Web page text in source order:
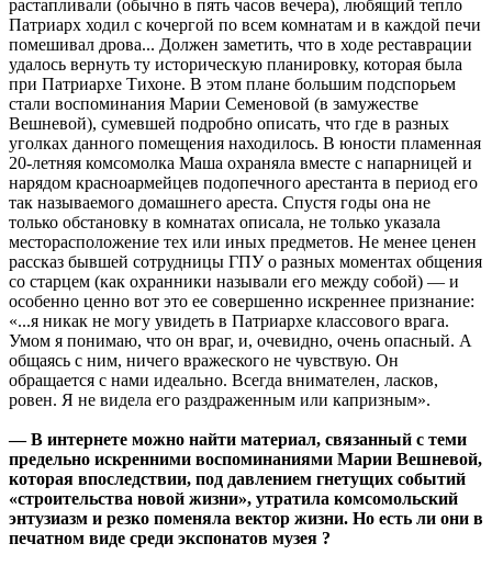
растапливали (обычно в пять часов вечера), любящий тепло
Патриарх ходил с кочергой по всем комнатам и в каждой печи
помешивал дрова... Должен заметить, что в ходе реставрации
удалось вернуть ту историческую планировку, которая была
при Патриархе Тихоне. В этом плане большим подспорьем
стали воспоминания Марии Семеновой (в замужестве
Вешневой), сумевшей подробно описать, что где в разных
уголках данного помещения находилось. В юности пламенная
20-летняя комсомолка Маша охраняла вместе с напарницей и
нарядом красноармейцев подопечного арестанта в период его
так называемого домашнего ареста. Спустя годы она не
только обстановку в комнатах описала, не только указала
месторасположение тех или иных предметов. Не менее ценен
рассказ бывшей сотрудницы ГПУ о разных моментах общения
со старцем (как охранники называли его между собой) — и
особенно ценно вот это ее совершенно искреннее признание:
«...я никак не могу увидеть в Патриархе классового врага.
Умом я понимаю, что он враг, и, очевидно, очень опасный. А
общаясь с ним, ничего вражеского не чувствую. Он
обращается с нами идеально. Всегда внимателен, ласков,
ровен. Я не видела его раздраженным или капризным».
— В интернете можно найти материал, связанный с теми
предельно искренними воспоминаниями Марии Вешневой,
которая впоследствии, под давлением гнетущих событий
«строительства новой жизни», утратила комсомольский
энтузиазм и резко поменяла вектор жизни. Но есть ли они в
печатном виде среди экспонатов музея ?